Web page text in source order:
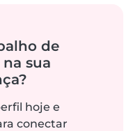
de
sua
hoje e
conectar